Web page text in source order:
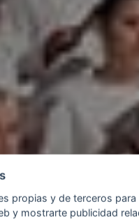
propias y de terceros para
y mostrarte publicidad